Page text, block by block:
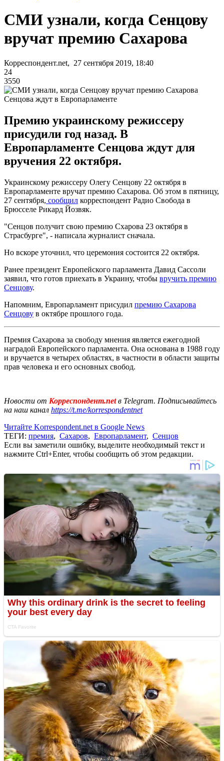
СМИ узнали, когда Сенцову
вручат премию Сахарова
Корреспондент.net, 27 сентября 2019, 18:40
24
3550
Сенцова ждут в Европарламенте
Премию украинскому режиссеру
присудили год назад. В
Европарламенте Сенцова ждут для
вручения 22 октября.
Украинскому режиссеру Олегу Сенцову 22 октября в
Европарламенте вручат премию Сахарова. Об этом в пятницу,
27 сентября, сообщил корреспондент Радио Свобода в
Брюсселе Рикард Йозвяк.
"Сенцов получит свою премию Схарова 23 октября в
Страсбурге", - написала журналист сначала.
Но вскоре уточнил, что церемония состоится 22 октября.
Ранее президент Европейского парламента Давид Сассоли
заявил, что готов приехать в Украину, чтобы вручить премию
Сенцову.
Напомним, Европарламент присудил премию Сахарова
Сенцову в октябре прошлого года.
Премия Сахарова за свободу мнения является ежегодной
наградой Европейского парламента. Она основана в 1988 году
и вручается в четырех областях, в частности в области защиты
прав человека и его основных свобод.
Новости от Корреспондент.netв Telegram. Подписывайтесь
на наш канал https://t.me/korrespondentnet
Читайте Korrespondent.net в Google News
ТЕГИ: премия, Сахаров, Европарламент, Сенцов
Если вы заметили ошибку, выделите необходимый текст и
нажмите Ctrl+Enter, чтобы сообщить об этом редакции.